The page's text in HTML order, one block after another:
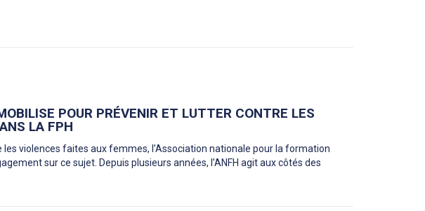
POUR PRÉVENIR ET LUTTER CONTRE LES
LA FPH
violences faites aux femmes, l’Association nationale pour la formation
sur ce sujet. Depuis plusieurs années, l’ANFH agit aux côtés des